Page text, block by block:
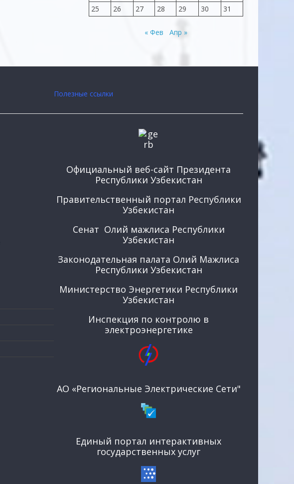
25
26 27 28 29 30 31
« Фев Апр »
Полезные ссылки
Официальный веб-сайт Президента
Республики Узбекистан
Правительственный портал Республики
Узбекистан
Сенат Олий мажлиса Республики
Узбекистан
Законодательная палата Олий Мажлиса
Республики Узбекистан
Министерство Энергетики Республики
Узбекистан
Инспекция по контролю в
электроэнергетике
АО «Региональные Электрические Сети"
Единый портал интерактивных
государственных услуг